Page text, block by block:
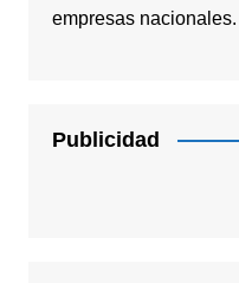
empresas nacionales.
Publicidad